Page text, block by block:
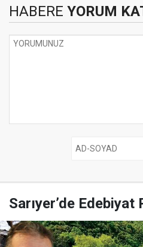
HABERE YORUM
Sarıyer’de Edebiyat